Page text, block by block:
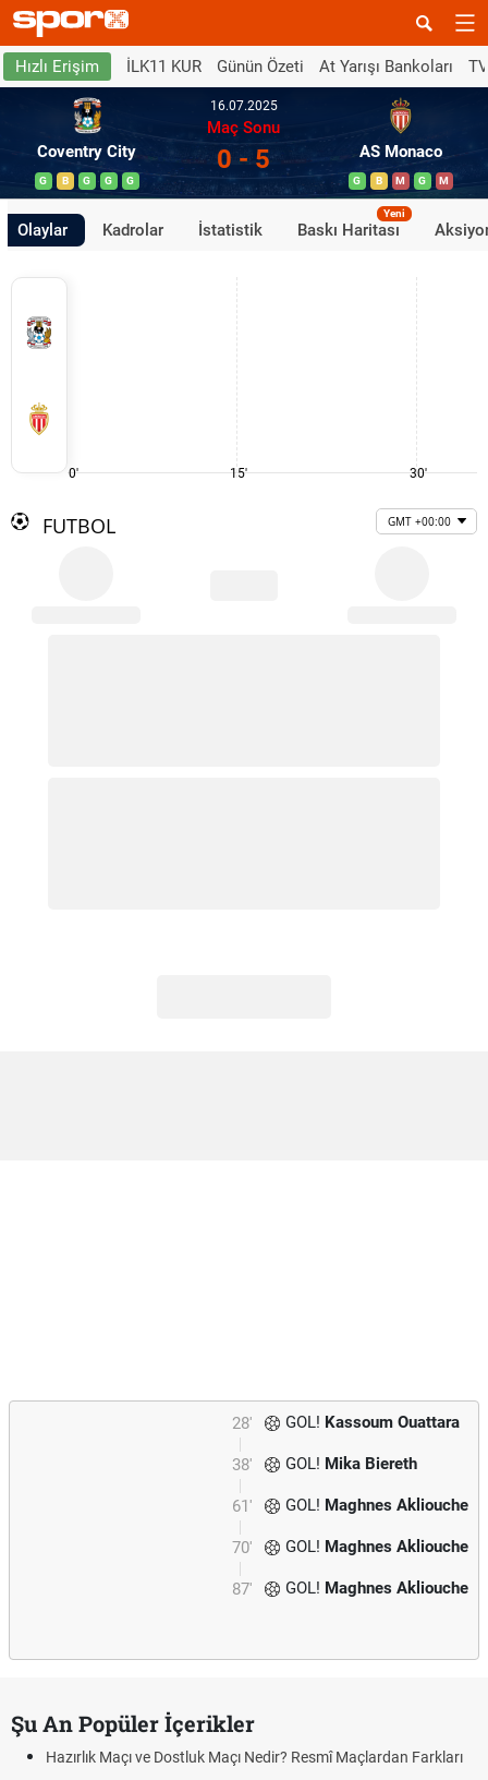
Hızlı Erişim İLK11 KUR Günün Özeti At Yarışı Bankoları
Coventry City
G B G G G
16.07.2025
Maç Sonu
0 - 5 AS Monaco
G B M G M
Olaylar Kadrolar İstatistik Baskı Haritası
Yeni
0' 15' 30'
FUTBOL GMT +00:00
28' GOL! Kassoum Ouattara
38' GOL! Mika Biereth
61' GOL! Maghnes Akliouche
70' GOL! Maghnes Akliouche
87' GOL! Maghnes Akliouche
Şu An Popüler İçerikler
Hazırlık Maçı ve Dostluk Maçı Nedir? Resmî Maçlardan Farkları